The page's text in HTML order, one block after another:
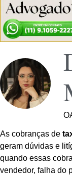
As cobranças de
geram dúvidas e
quando essas
vendedor, falha do